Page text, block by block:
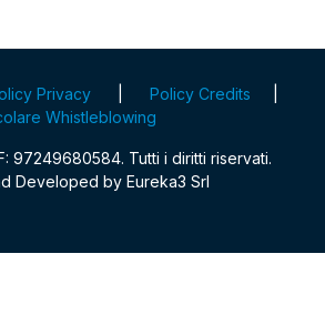
Privacy Policy Credits
Whistleblowing
97249680584. Tutti i diritti riservati.
Developed by Eureka3 Srl